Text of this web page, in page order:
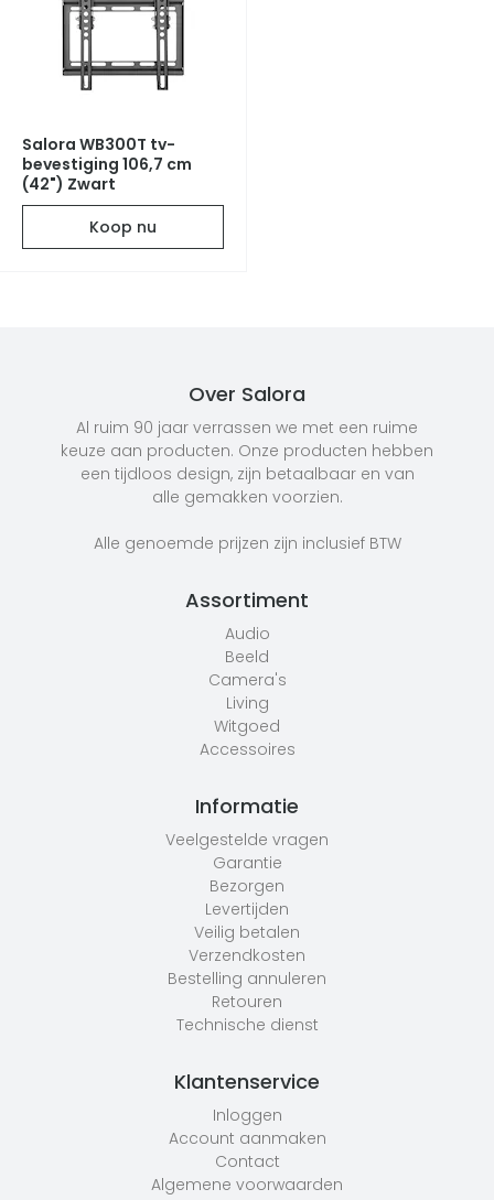
Salora WB300T tv-
bevestiging 106,7 cm
(42") Zwart
Koop nu
Over Salora
Al ruim 90 jaar verrassen we met een ruime
keuze aan producten. Onze producten hebben
een tijdloos design, zijn betaalbaar en van
alle gemakken voorzien.
Alle genoemde prijzen zijn inclusief BTW
Assortiment
Audio
Beeld
Camera's
Living
Witgoed
Accessoires
Informatie
Veelgestelde vragen
Garantie
Bezorgen
Levertijden
Veilig betalen
Verzendkosten
Bestelling annuleren
Retouren
Technische dienst
Klantenservice
Inloggen
Account aanmaken
Contact
Algemene voorwaarden